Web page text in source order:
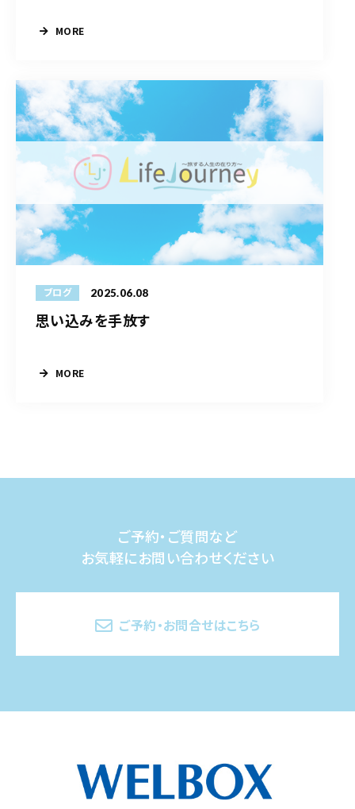
MORE
ブログ 2025.06.08
思い込みを手放す
MORE
ご予約・ご質問など
お気軽にお問い合わせください
ご予約・お問合せはこちら